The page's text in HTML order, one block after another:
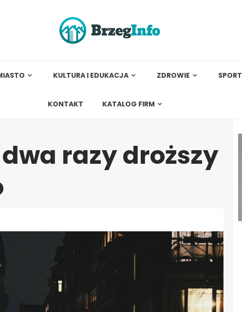
KULTURA I EDUKACJA ZDROWIE SPORT
KONTAKT KATALOG FIRM
dwa razy droższy